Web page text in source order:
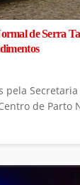
de Serra
pela
de Parto